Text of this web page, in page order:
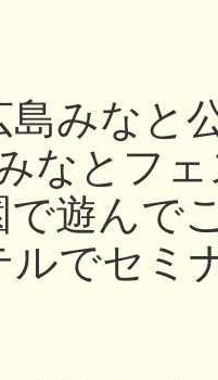
島みなと
なとフ
遊んで
ルでセミ